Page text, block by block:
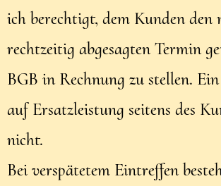
ich berechtigt, dem Kunden den
rechtzeitig abgesagten Termin
BGB in Rechnung zu stellen.
auf Ersatzleistung seitens des
nicht.
Bei verspätetem Eintreffen